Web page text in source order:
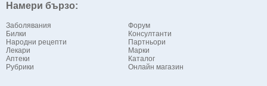
Намери бързо:
Заболявания
Билки
Народни рецепти
Лекари
Аптеки
Рубрики
Форум
Консултанти
Партньори
Марки
Каталог
Онлайн магазин